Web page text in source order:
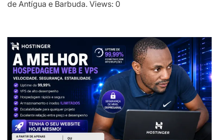
de Antígua e Barbuda. Views: 0